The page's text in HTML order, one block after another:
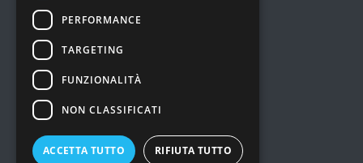
Marchi
News
PERFORMANCE
TARGETING
FUNZIONALITÀ
NON CLASSIFICATI
ACCETTA TUTTO RIFIUTA TUTTO